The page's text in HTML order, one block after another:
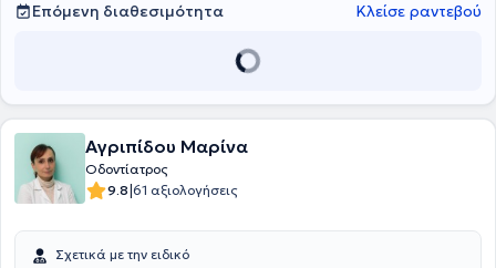
Επόμενη διαθεσιμότητα Κλείσε ραντεβού
Αγριπίδου Μαρίνα
Οδοντίατρος
9.8|61 αξιολογήσεις
Σχετικά με την ειδικό